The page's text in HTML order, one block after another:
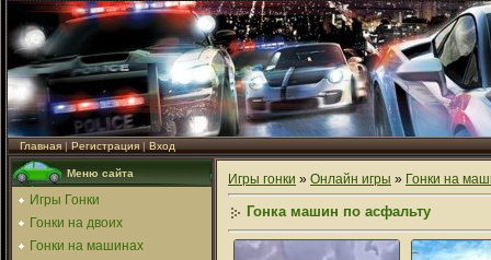
Главная | Регистрация | Вход
Меню сайта
Игры Гонки
Гонки на двоих
Гонки на машинах
Игры гонки » Онлайн игры » Гонки на
Гонка машин по асфальту